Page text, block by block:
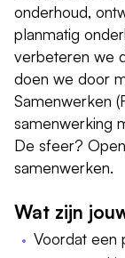
onderhoud,
planmatig
verbeteren we
doen we door
Samenwerken
samenwerking
De sfeer?
samenwerken.
Wat zijn
Voordat een